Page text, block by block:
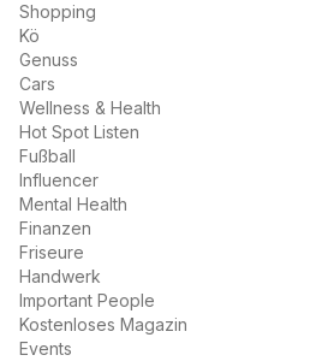
Shopping
Kö
Genuss
Cars
Wellness & Health
Hot Spot Listen
Fußball
Influencer
Mental Health
Finanzen
Friseure
Handwerk
Important People
Kostenloses Magazin
Events